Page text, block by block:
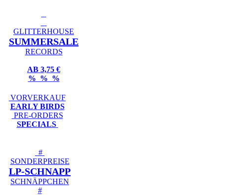
GLITTERHOUSE
SUMMERSALE
RECORDS
AB 3,75 €
% % %
VORVERKAUF
EARLY BIRDS
PRE-ORDERS
SPECIALS
#
SONDERPREISE
LP-SCHNAPP
SCHNÄPPCHEN
#